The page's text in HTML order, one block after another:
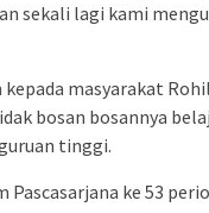
sekali lagi kami
kepada masyarakat
bosan bosannya
tinggi.
Pascasarjana ke 53